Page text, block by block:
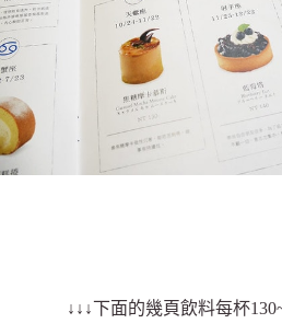
↓↓↓下面的幾頁飲料每杯